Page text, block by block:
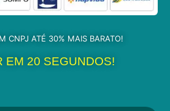
CNPJ ATÉ 30% MAIS BARATO!
EM 20 SEGUNDOS!